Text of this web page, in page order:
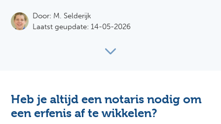
Door: M. Selderijk
Laatst geupdate: 14-05-2026
Heb je altijd een notaris nodig om
een erfenis af te wikkelen?